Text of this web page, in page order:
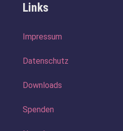
Links
Navigation
Impressum
Datenschutz
Downloads
Spenden